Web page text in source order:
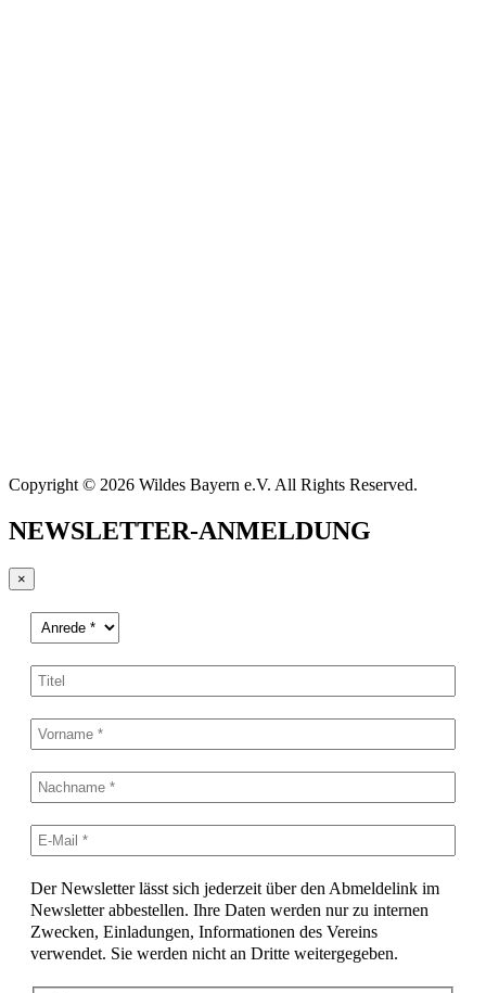
Copyright © 2026 Wildes Bayern e.V. All Rights Reserved.
NEWSLETTER-ANMELDUNG
×
Der Newsletter lässt sich jederzeit über den Abmeldelink im
Newsletter abbestellen. Ihre Daten werden nur zu internen
Zwecken, Einladungen, Informationen des Vereins
verwendet. Sie werden nicht an Dritte weitergegeben.